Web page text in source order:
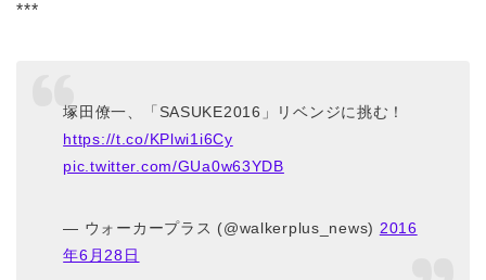
***
塚田僚一、「SASUKE2016」リベンジに挑む！
https://t.co/KPlwi1i6Cy
pic.twitter.com/GUa0w63YDB
— ウォーカープラス (@walkerplus_news) 2016
年6月28日